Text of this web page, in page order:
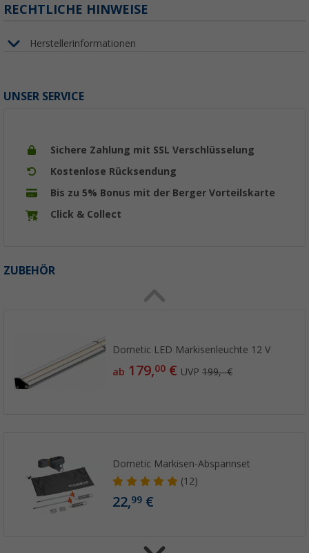
RECHTLICHE HINWEISE
Herstellerinformationen
UNSER SERVICE
Sichere Zahlung mit SSL Verschlüsselung
Kostenlose Rücksendung
Bis zu 5% Bonus mit der Berger Vorteilskarte
Click & Collect
ZUBEHÖR
Dometic LED Markisenleuchte 12 V
ab 179,00 € UVP199,- €
Dometic Markisen-Abspannset
(12)
22,99 €